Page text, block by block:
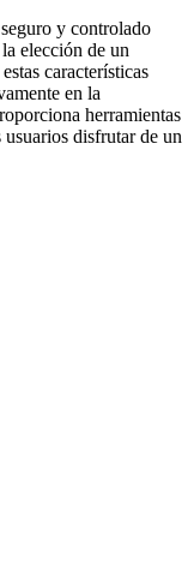
y controlado
elección de un
características
en la
herramientas
disfrutar de un